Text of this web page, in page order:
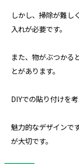
しかし、掃除が難し
入れが必要です。
また、物がぶつかる
とがあります。
DIYでの貼り付けを
魅力的なデザインで
が大切です。